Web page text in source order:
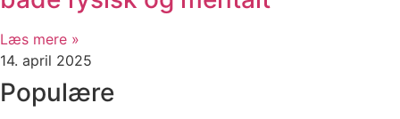
Læs mere »
14. april 2025
Populære